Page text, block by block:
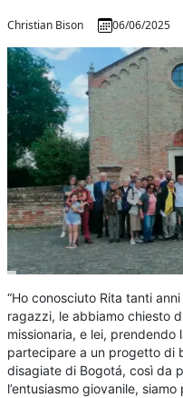
Christian Bison 06/06/2025
“Ho conosciuto Rita tanti
ragazzi, le abbiamo chiesto
missionaria, e lei,
partecipare a un progetto di
disagiate di Bogotá, così da
l’entusiasmo giovanile,